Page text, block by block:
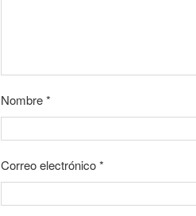
Nombre*
Correo electrónico*